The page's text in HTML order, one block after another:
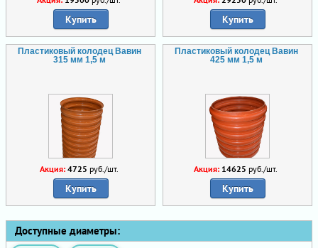
Купить Купить
Пластиковый колодец Вавин
315 мм 1,5 м
Акция: 4725 руб./шт.
Купить
Пластиковый колодец Вавин
425 мм 1,5 м
Акция: 14625 руб./шт.
Купить
Доступные диаметры: